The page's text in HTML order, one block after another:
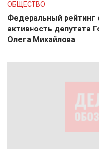
ОБЩЕСТВО
Федеральный рейтинг
активность депутата
Олега Михайлова